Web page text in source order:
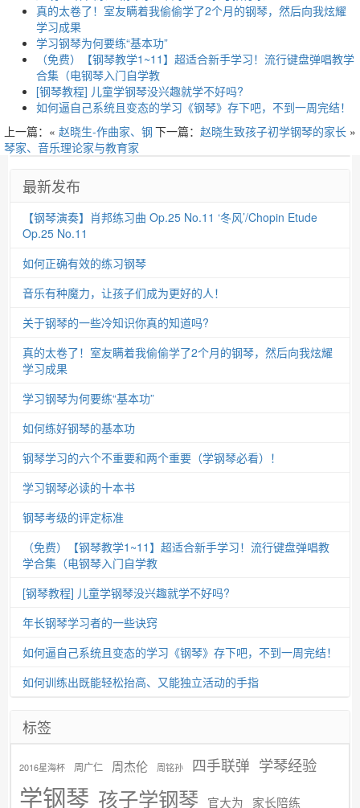
真的太卷了！室友瞒着我偷偷学了2个月的钢琴，然后向我炫耀
学习成果
学习钢琴为何要练“基本功”
（免费）【钢琴教学1~11】超适合新手学习！流行键盘弹唱教学
合集（电钢琴入门自学教
[钢琴教程] 儿童学钢琴没兴趣就学不好吗?
如何逼自己系统且变态的学习《钢琴》存下吧，不到一周完结！
下一篇： 赵晓生致孩子初学钢琴的家长 »
上一篇：« 赵晓生-作曲家、钢
琴家、音乐理论家与教育家
最新发布
【钢琴演奏】肖邦练习曲 Op.25 No.11 ‘冬风’/Chopin Etude
Op.25 No.11
如何正确有效的练习钢琴
音乐有种魔力，让孩子们成为更好的人！
关于钢琴的一些冷知识你真的知道吗?
真的太卷了！室友瞒着我偷偷学了2个月的钢琴，然后向我炫耀
学习成果
学习钢琴为何要练“基本功”
如何练好钢琴的基本功
钢琴学习的六个不重要和两个重要（学钢琴必看）！
学习钢琴必读的十本书
钢琴考级的评定标准
（免费）【钢琴教学1~11】超适合新手学习！流行键盘弹唱教
学合集（电钢琴入门自学教
[钢琴教程] 儿童学钢琴没兴趣就学不好吗?
年长钢琴学习者的一些诀窍
如何逼自己系统且变态的学习《钢琴》存下吧，不到一周完结！
如何训练出既能轻松抬高、又能独立活动的手指
标签
2016星海杯 周广仁 周杰伦 周铭孙 四手联弹 学琴经验
学钢琴 孩子学钢琴 官大为 家长陪练